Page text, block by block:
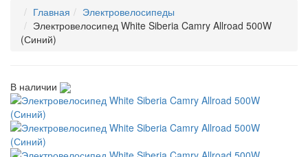
Главная
Электровелосипеды
Электровелосипед White Siberia Camry Allroad 500W
(Синий)
В наличии